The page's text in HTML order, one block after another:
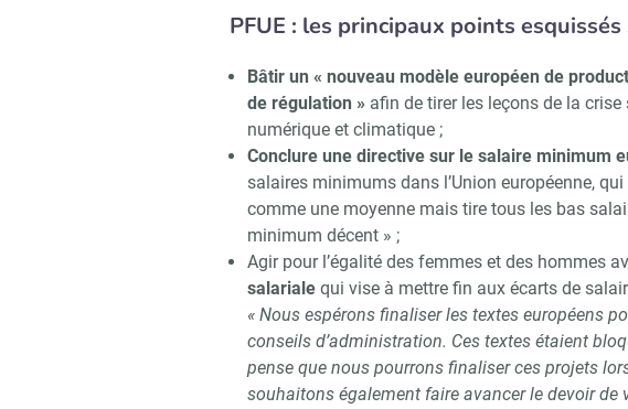
PFUE : les principaux points
Bâtir un « nouveau modèle européen de
de régulation » afin de tirer les leçons de la
numérique et climatique ;
Conclure une directive sur le salaire minimum
salaires minimums dans l’Union européenne,
comme une moyenne mais tire tous les bas
minimum décent » ;
Agir pour l’égalité des femmes et des hommes
salarialequi vise à mettre fin aux écarts de
« Nous espérons finaliser les textes européens
conseils d’administration. Ces textes étaient
pense que nous pourrons finaliser ces projets
souhaitons également faire avancer le devoir de